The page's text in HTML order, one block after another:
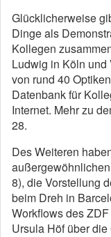
Glücklicherweise
Dinge als
Kollegen
Ludwig in Köln und
von rund 40
Datenbank für
Internet. Mehr zu
28.
Des Weiteren
8), die Vorstellung
beim Dreh in
Workflows des
Ursula Höf über